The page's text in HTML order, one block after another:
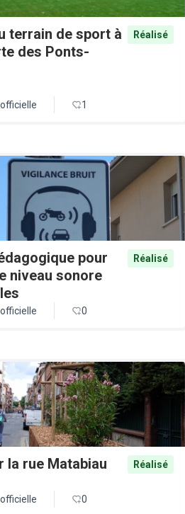
terrain de sport à
des Ponts-
Réalisé
1
pour
niveau sonore
Réalisé
0
la rue Matabiau Réalisé
0